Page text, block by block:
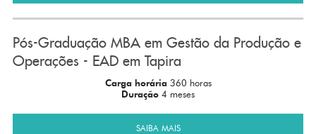
Pós-Graduação MBA em Gestão da Produção e
Operações - EAD em Tapira
Carga horária 360 horas
Duração 4 meses
SAIBA MAIS